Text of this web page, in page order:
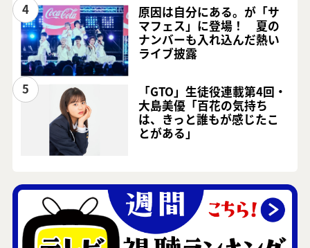
4
原因は自分にある。が「サ
マフェス」に登場！ 夏の
ナンバーも入れ込んだ熱い
ライブ披露
5
「GTO」生徒役連載第4回・
大島美優「百花の気持ち
は、きっと誰もが感じたこ
とがある」